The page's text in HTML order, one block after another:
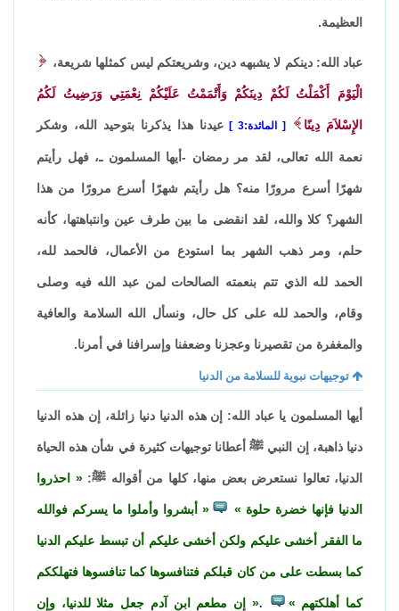
العظيمة.
عباد الله: دينكم لا يشبهه دين، وشريعتكم ليس كمثلها شريعة،
الْيَوْمَ أَكْمَلْتُ لَكُمْ دِينَكُمْ وَأَتْمَمْتُ عَلَيْكُمْ نِعْمَتِي وَرَضِيتُ لَكُمُ
الإِسْلاَمَ دِينًا المائدة:3 عيدنا هذا يذكرنا بتوحيد الله، وشكر
نعمة الله تعالى، لقد مر رمضان -أيها المسلمون ـ، فهل رأيتم
شهرًا أسرع مرورًا منه؟ هل رأيتم شهرًا أسرع مرورًا من هذا
الشهر؟ كلا والله، لقد انقضى ما بين طرف عين وانتباهتها، كأنه
حلم، ومر ذهب الشهر بما استودع من الأعمال، فالحمد لله،
الحمد لله الذي تتم بنعمته الصالحات لمن عبد الله فيه وصلى
وقام، والحمد لله على كل حال، ونسأل الله السلامة والعافية
والمغفرة من تقصيرنا وعجزنا وضعفنا وإسرافنا في أمرنا.
توجيهات نبوية للسلامة من الدنيا
أيها المسلمون يا عباد الله: إن هذه الدنيا دنيا زائلة، إن هذه الدنيا
دنيا ذاهبة، إن النبي ﷺ أعطانا توجيهات كثيرة في شأن هذه الحياة
الدنيا، تعالوا نستعرض بعض منها، كلها من أقواله ﷺ: احذروا
الدنيا فإنها خضرة حلوة أبشروا وأملوا ما يسركم فوالله
ما الفقر أخشى عليكم ولكن أخشى عليكم أن تبسط عليكم الدنيا
كما بسطت على من كان قبلكم فتنافسوها كما تنافسوها فتهلككم
كما أهلكتهم . إن مطعم ابن آدم جعل مثلا للدنيا، وإن